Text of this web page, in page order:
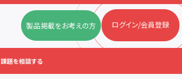
製品掲載をお考えの方 ログイン/会員登録
課題を相談する